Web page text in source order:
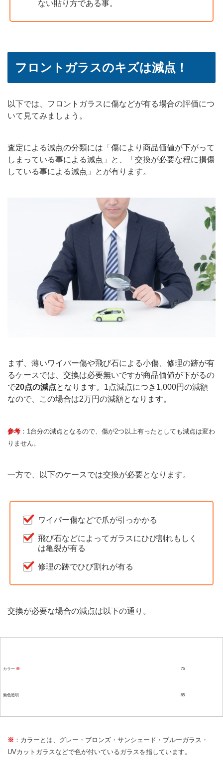
ない貼り方である事。
フロントガラスのキズは減点！
以下では、フロントガラスに傷などが有る場合の評価につ
いて見てみましょう。
査定による減点の分類には「傷により商品価値が下がって
しまっている事による減点」と、「交換が必要な程に損傷
している事による減点」とが有ります。
まず、薄いワイパー傷や飛び石による小傷、修理の跡が有
るケースでは、交換は必要無いですが商品価値が下がるの
で20点の減点となります。1点減点につき1,000円の減額
なので、この場合は2万円の減額となります。
参考 ：1台分の減点となるので、傷が2つ以上有ったとしても減点は変わ
りません。
一方で、以下のケースでは交換が必要となります。
ワイパー傷などで爪が引っかかる
飛び石などによってガラスにひび割れもしく
は亀裂が有る
修理の跡でひび割れが有る
交換が必要な場合の減点は以下の通り。
カラー ※ 75
無色透明 65
※ ：カラーとは、グレー・ブロンズ・サンシェード・ブルーガラス・
UVカットガラスなどで色が付いているガラスを指しています。